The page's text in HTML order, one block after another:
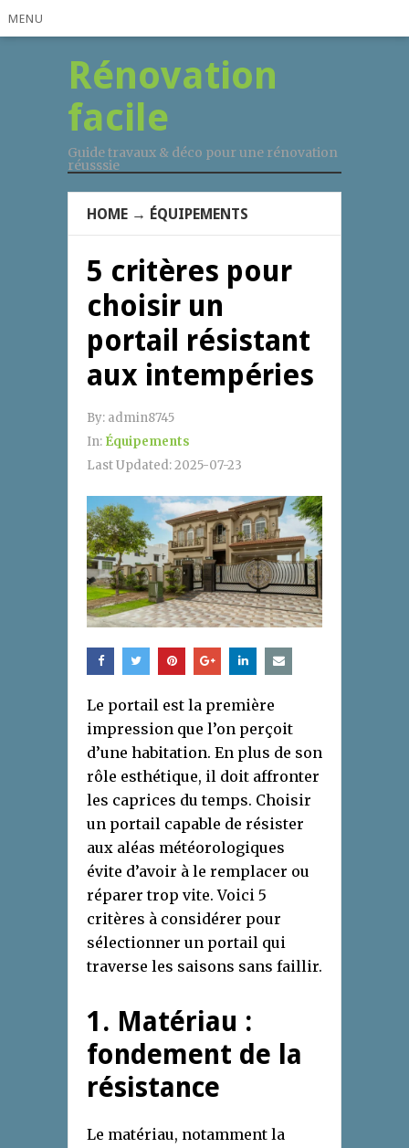
MENU
Rénovation
facile
Guide travaux & déco pour une rénovation
réusssie
HOME → ÉQUIPEMENTS
5 critères pour
choisir un
portail résistant
aux intempéries
By: admin8745
In: Équipements
Last Updated:2025-07-23
Le portail est la première
impression que l’on perçoit
d’une habitation. En plus de son
rôle esthétique, il doit affronter
les caprices du temps. Choisir
un portail capable de résister
aux aléas météorologiques
évite d’avoir à le remplacer ou
réparer trop vite. Voici 5
critères à considérer pour
sélectionner un portail qui
traverse les saisons sans faillir.
1. Matériau :
fondement de la
résistance
Le matériau, notamment la